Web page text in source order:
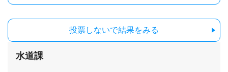
投票しないで結果をみる
水道課